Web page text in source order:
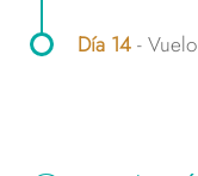
Día 14 -